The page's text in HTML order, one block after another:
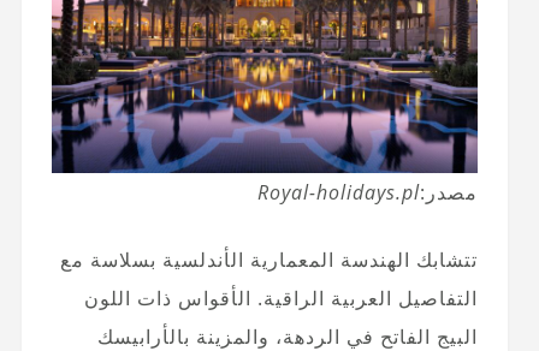
مصدر:Royal-holidays.pl
تتشابك الهندسة المعمارية الأندلسية بسلاسة مع
التفاصيل العربية الراقية. الأقواس ذات اللون
البيج الفاتح في الردهة، والمزينة بالأرابيسك